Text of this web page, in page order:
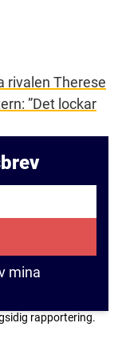
rivalen Therese
”Det lockar
mina
rapportering.